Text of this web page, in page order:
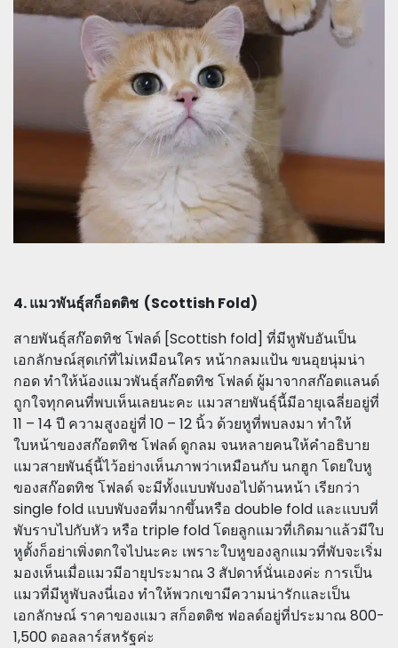
4. แมวพันธุ์สก็อตติช (Scottish Fold)
สายพันธุ์สก๊อตทิช โฟลด์ [Scottish fold] ที่มีหูพับอันเป็น
เอกลักษณ์สุดเก๋ที่ไม่เหมือนใคร หน้ากลมแป้น ขนอุยนุ่มน่า
กอด ทำให้น้องแมวพันธุ์สก๊อตทิช โฟลด์ ผู้มาจากสก๊อตแลนด์
ถูกใจทุกคนที่พบเห็นเลยนะคะ แมวสายพันธุ์นี้มีอายุเฉลี่ยอยู่ที่
11 – 14 ปี ความสูงอยู่ที่ 10 – 12 นิ้ว ด้วยหูที่พบลงมา ทำให้
ใบหน้าของสก๊อตทิช โฟลด์ ดูกลม จนหลายคนให้คำอธิบาย
แมวสายพันธุ์นี้ไว้อย่างเห็นภาพว่าเหมือนกับ นกฮูก โดยใบหู
ของสก๊อตทิช โฟลด์ จะมีทั้งแบบพับงอไปด้านหน้า เรียกว่า
single fold แบบพับงอที่มากขึ้นหรือ double fold และแบบที่
พับราบไปกับหัว หรือ triple fold โดยลูกแมวที่เกิดมาแล้วมีใบ
หูตั้งก็อย่าเพิ่งตกใจไปนะคะ เพราะใบหูของลูกแมวที่พับจะเริ่ม
มองเห็นเมื่อแมวมีอายุประมาณ 3 สัปดาห์นั่นเองค่ะ การเป็น
แมวที่มีหูพับลงนี่เอง ทำให้พวกเขามีความน่ารักและเป็น
เอกลักษณ์ ราคาของแมว สก็อตติช ฟอลด์อยู่ที่ประมาณ 800-
1,500 ดอลลาร์สหรัฐค่ะ